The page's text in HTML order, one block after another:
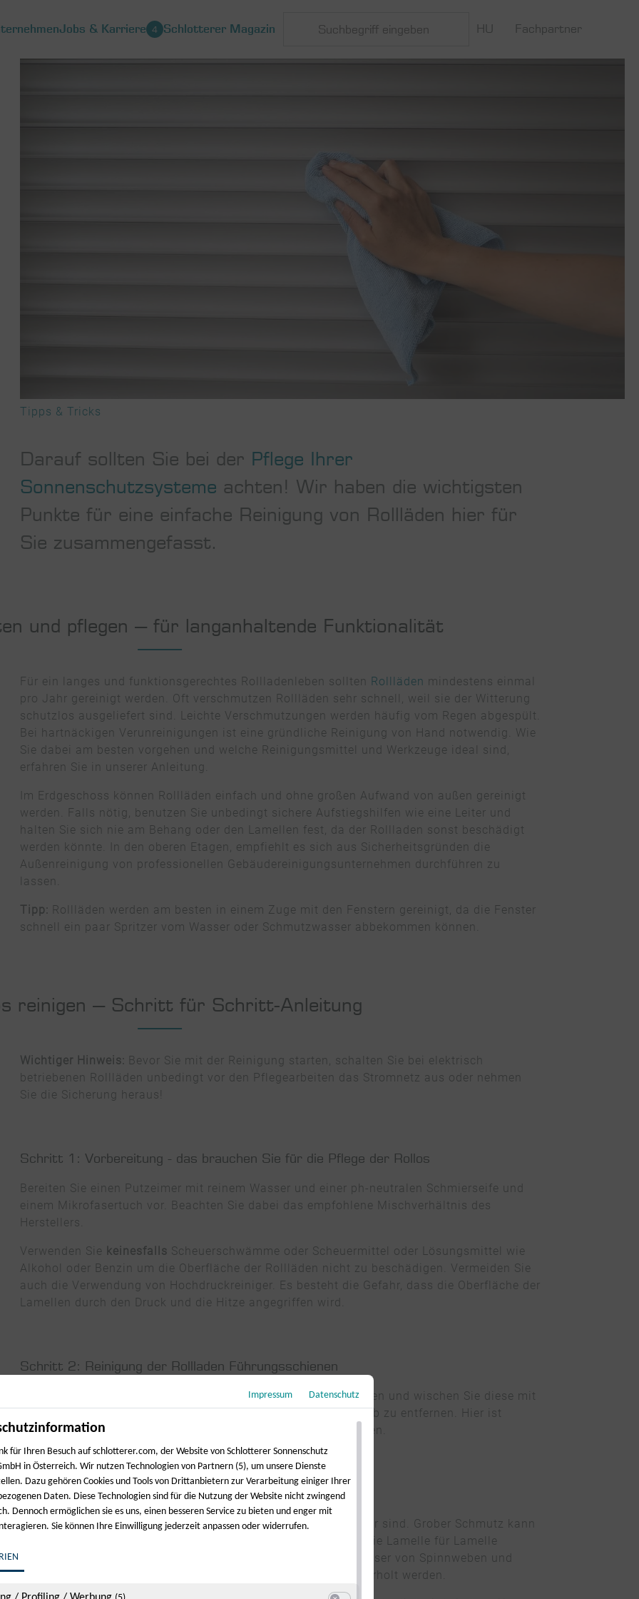
Jobs & Karriere 4 Schlotterer Magazin Fachpartner
HU
Tipps & Tricks
Darauf sollten Sie bei der Pflege Ihrer
Sonnenschutzsysteme achten! Wir haben die wichtigsten
Punkte für eine einfache Reinigung von Rollläden hier für
Sie zusammengefasst.
und pflegen – für langanhaltende Funktionalität
Für ein langes und funktionsgerechtes Rollladenleben sollten Rollläden mindestens einmal
pro Jahr gereinigt werden. Oft verschmutzen Rollläden sehr schnell, weil sie der Witterung
schutzlos ausgeliefert sind. Leichte Verschmutzungen werden häufig vom Regen abgespült.
Bei hartnäckigen Verunreinigungen ist eine gründliche Reinigung von Hand notwendig. Wie
Sie dabei am besten vorgehen und welche Reinigungsmittel und Werkzeuge ideal sind,
erfahren Sie in unserer Anleitung.
Im Erdgeschoss können Rollläden einfach und ohne großen Aufwand von außen gereinigt
werden. Falls nötig, benutzen Sie unbedingt sichere Aufstiegshilfen wie eine Leiter und
halten Sie sich nie am Behang oder den Lamellen fest, da der Rollladen sonst beschädigt
werden könnte. In den oberen Etagen, empfiehlt es sich aus Sicherheitsgründen die
Außenreinigung von professionellen Gebäudereinigungsunternehmen durchführen zu
lassen.
Tipp: Rollläden werden am besten in einem Zuge mit den Fenstern gereinigt, da die Fenster
schnell ein paar Spritzer vom Wasser oder Schmutzwasser abbekommen können.
reinigen – Schritt für Schritt-Anleitung
Wichtiger Hinweis: Bevor Sie mit der Reinigung starten, schalten Sie bei elektrisch
betriebenen Rollläden unbedingt vor den Pflegearbeiten das Stromnetz aus oder nehmen
Sie die Sicherung heraus!
Schritt 1: Vorbereitung - das brauchen Sie für die Pflege der Rollos
Bereiten Sie einen Putzeimer mit reinem Wasser und einer ph-neutralen Schmierseife und
einem Mikrofasertuch vor. Beachten Sie dabei das empfohlene Mischverhältnis des
Herstellers.
Verwenden Sie keinesfalls Scheuerschwämme oder Scheuermittel oder Lösungsmittel wie
Alkohol oder Benzin um die Oberfläche der Rollläden nicht zu beschädigen. Vermeiden Sie
auch die Verwendung von Hochdruckreiniger. Es besteht die Gefahr, dass die Oberfläche der
Lamellen durch den Druck und die Hitze angegriffen wird.
Schritt 2: Reinigung der Rollladen Führungsschienen
Beginnen Sie mit der Reinigung der seitlichen Führungsschienen und wischen Sie diese mit
dem feuchten Tuch behutsam aus, um Ablagerungen und Staub zu entfernen. Hier ist
Vorsicht gefragt, um eine Beschädigung der Keder zu vermeiden.
Schritt 3: Rollladen herunterlassen und reinigen
Fahren Sie den Rollladen herunter bis die Lichtschlitze sichtbar sind. Grober Schmutz kann
vorab mit einer weichen Bürste entfernt werden. Nun können Sie Lamelle für Lamelle
gründlich mit dem Mikrofasertuch und dem vorbereitetem Wasser von Spinnweben und
Verunreinigungen reinigen. Bei Bedarf kann der Prozess wiederholt werden.
Impressum Datenschutz
für Ihren Besuch auf schlotterer.com, der Website von Schlotterer Sonnenschutz
in Österreich. Wir nutzen Technologien von Partnern (5), um unsere Dienste
Dazu gehören Cookies und Tools von Drittanbietern zur Verarbeitung einiger Ihrer
Daten. Diese Technologien sind für die Nutzung der Website nicht zwingend
Dennoch ermöglichen sie es uns, einen besseren Service zu bieten und enger mit
Sie können Ihre Einwilligung jederzeit anpassen oder widerrufen.
← Zurück zur Übersicht